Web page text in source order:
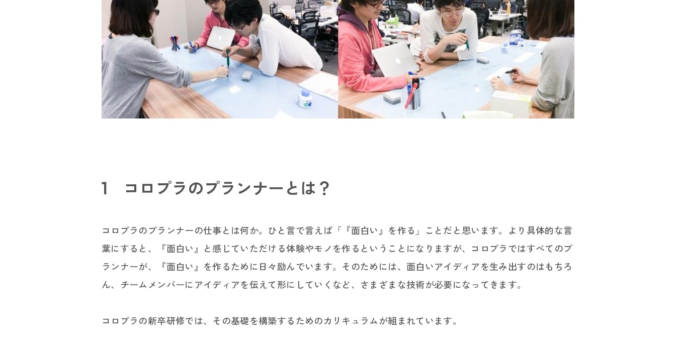
キャリア採用
新卒採用
コロプラを知る
働く環境／制度
1 コロプラのプランナーとは？
コロプラのプランナーの仕事とは何か。ひと言で言えば「『面白い』を作る」ことだと思います。より具体的な言
葉にすると、『面白い』と感じていただける体験やモノを作るということになりますが、コロプラではすべてのプ
ランナーが、『面白い』を作るために日々励んでいます。そのためには、面白いアイディアを生み出すのはもちろ
ん、チームメンバーにアイディアを伝えて形にしていくなど、さまざまな技術が必要になってきます。
コロプラの新卒研修では、その基礎を構築するためのカリキュラムが組まれています。